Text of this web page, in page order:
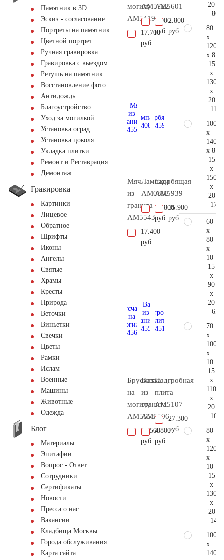
Памятник в 3D
Эскиз - согласование
Портреты на памятник
Цветной портрет
Ручная гравировка
Гравировка с выездом
Ретушь на памятник
Восстановление фото
Антидождь
Благоустройство
Уход за могилкой
Установка оград
Установка цоколя
Укладка плитки
Ремонт и Реставрация
Демонтаж
Гравировка
Картинки
Лицевое
Обратное
Шрифты
Иконы
Ангелы
Святые
Храмы
Кресты
Природа
Веточки
Виньетки
Свечки
Цветы
Рамки
Ислам
Военные
Машины
Животные
Одежда
Блог
Материалы
Эпитафии
Вопрос - Ответ
Сотрудники
Сертификаты
Новости
Пресса о нас
Вакансии
Кладбища Москвы
Города обслуживания
Карта сайта
могилу
AM5419
17.700
руб.
AM5722
5.900
руб.
AM5601
2.800
руб.
Мяч
из
гранита
AM5543
17.400
руб.
Лампада
AM0867
60.800
руб.
Скорбящая
AM5939
15.900
руб.
Брусчатка
на
могилу
AM5658
16.500
руб.
Ваза
из
гранита
AM5506
4.800
руб.
Надгробная
плита
AM5107
27.300
руб.
20
80
x
120
x 8
15
x
130
x
20
100
x
140
x 8
15
x
150
x
20
60
x
80
x
10
15
x
90
x
20
70
x
100
x
10
15
x
110
x
20
80
x
120
x
10
15
x
130
x
20
100
x
140